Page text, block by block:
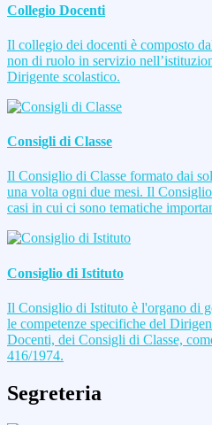
Collegio Docenti
Il collegio dei docenti è composto
non di ruolo in servizio
Dirigente scolastico.
Consigli di Classe
Il Consiglio di Classe formato dai
una volta ogni due mesi. Il
casi in cui ci sono tematiche
Consiglio di Istituto
Il Consiglio di Istituto è l'organo di
le competenze specifiche del
Docenti, dei Consigli di Classe,
416/1974.
Segreteria